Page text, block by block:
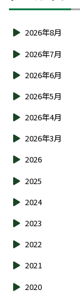
2026年8月
2026年7月
2026年6月
2026年5月
2026年4月
2026年3月
2026
2025
2024
2023
2022
2021
2020